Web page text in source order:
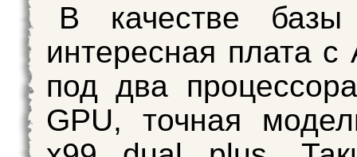
В качестве базы
интересная плата с
под два
GPU, точная